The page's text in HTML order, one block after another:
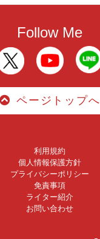
Follow Me
ページトップへ
利用規約
個人情報保護方針
プライバシーポリシー
免責事項
ライター紹介
お問い合わせ